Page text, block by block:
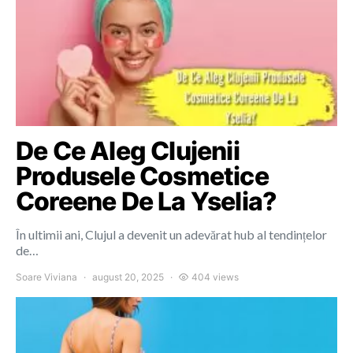
De Ce Aleg Clujenii
Produsele Cosmetice
Coreene De La Yselia?
În ultimii ani, Clujul a devenit un adevărat hub al tendințelor
de…
Soare Viviana august 20, 2025 404 views